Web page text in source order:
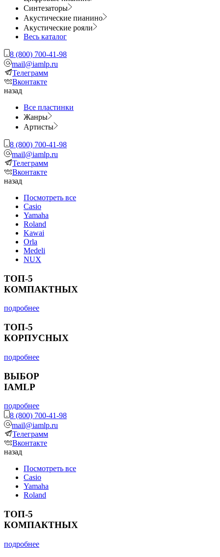
Синтезаторы
Акустические пианино
Акустические рояли
Весь каталог
8 (800) 700-41-98
mail@iamlp.ru
Телеграмм
Вконтакте
назад
Все пластинки
Жанры
Артисты
8 (800) 700-41-98
mail@iamlp.ru
Телеграмм
Вконтакте
назад
Посмотреть все
Casio
Yamaha
Roland
Kawai
Orla
Medeli
NUX
ТОП-5
КОМПАКТНЫХ
подробнее
ТОП-5
КОРПУСНЫХ
подробнее
ВЫБОР
IAMLP
подробнее
8 (800) 700-41-98
mail@iamlp.ru
Телеграмм
Вконтакте
назад
Посмотреть все
Casio
Yamaha
Roland
ТОП-5
КОМПАКТНЫХ
подробнее